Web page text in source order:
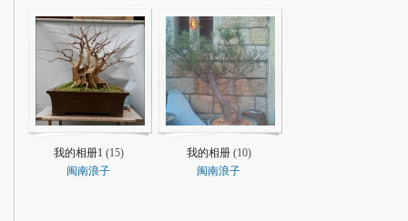
我的相册1 (15)
闽南浪子
我的相册 (10)
闽南浪子